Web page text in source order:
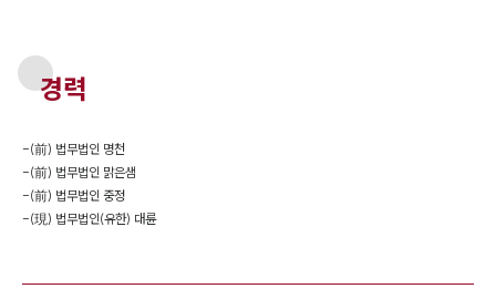
경력
-(前) 법무법인 명천
-(前) 법무법인 맑은샘
-(前) 법무법인 중정
-(現) 법무법인(유한) 대륜